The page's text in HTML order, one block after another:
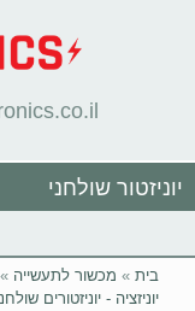
יוניזטור שולחני
בית » מכשור לתעשייה »
יוניזציה - יוניזטורים